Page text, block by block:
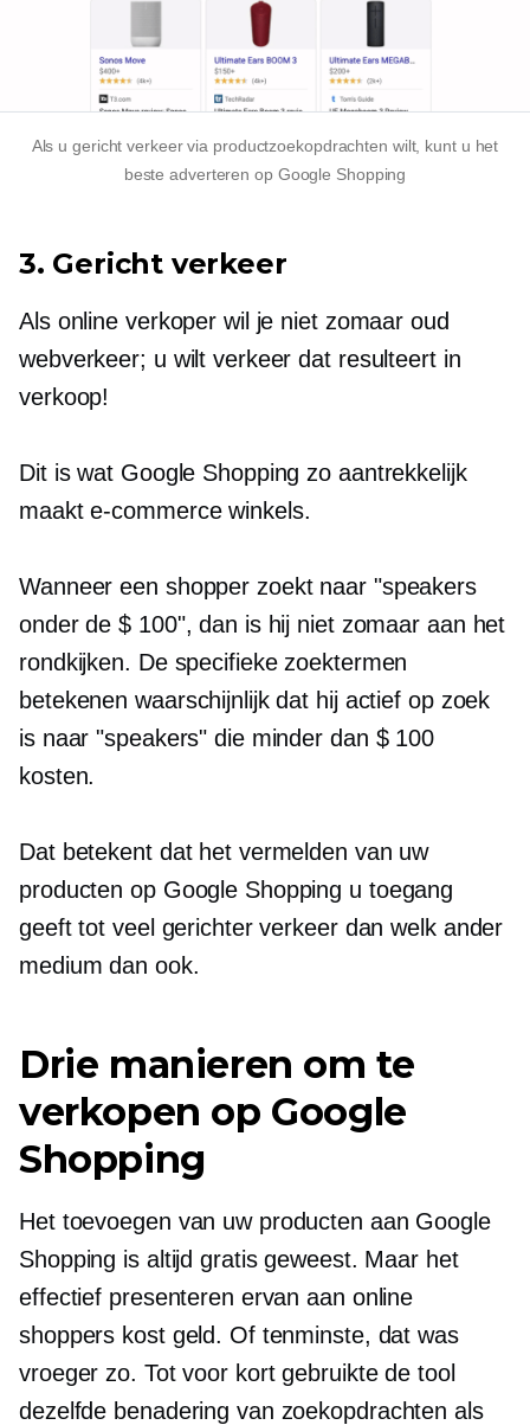
Als u gericht verkeer via productzoekopdrachten wilt, kunt u het
beste adverteren op Google Shopping
3. Gericht verkeer
Als online verkoper wil je niet zomaar oud
webverkeer; u wilt verkeer dat resulteert in
verkoop!
Dit is wat Google Shopping zo aantrekkelijk
maakte-commercewinkels.
Wanneer een shopper zoekt naar "speakers
onder de $ 100", dan is hij niet zomaar aan het
rondkijken. De specifieke zoektermen
betekenen waarschijnlijk dat hij actief op zoek
is naar "speakers" die minder dan $ 100
kosten.
Dat betekent dat het vermelden van uw
producten op Google Shopping u toegang
geeft tot veel gerichter verkeer dan welk ander
medium dan ook.
Drie manieren om te
verkopen op Google
Shopping
Het toevoegen van uw producten aan Google
Shopping is altijd gratis geweest. Maar het
effectief presenteren ervan aan online
shoppers kost geld. Of tenminste, dat was
vroeger zo. Tot voor kort gebruikte de tool
dezelfde benadering van zoekopdrachten als